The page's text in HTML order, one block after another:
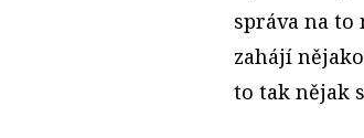
správa na to
zahájí
to tak nějak